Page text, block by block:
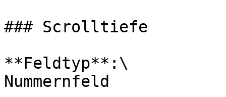
### Scrolltiefe
**Feldtyp**:\
Nummernfeld